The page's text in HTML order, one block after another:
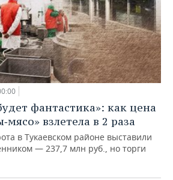
фантастика»: как цена
взлетела в 2 раза
в Тукаевском районе выставили
— 237,7 млн руб., но торги